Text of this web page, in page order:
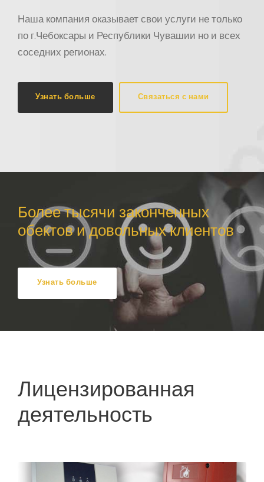
Наша компания оказывает свои услуги не только
по г.Чебоксары и Республики Чувашии но и всех
соседних регионах.
Узнать больше Связаться с нами
Более тысячи законченных
обектов и довольных клиентов
Узнать больше
Лицензированная
деятельность